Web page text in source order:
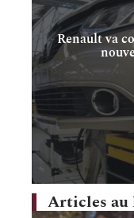
Renault va
Articles au